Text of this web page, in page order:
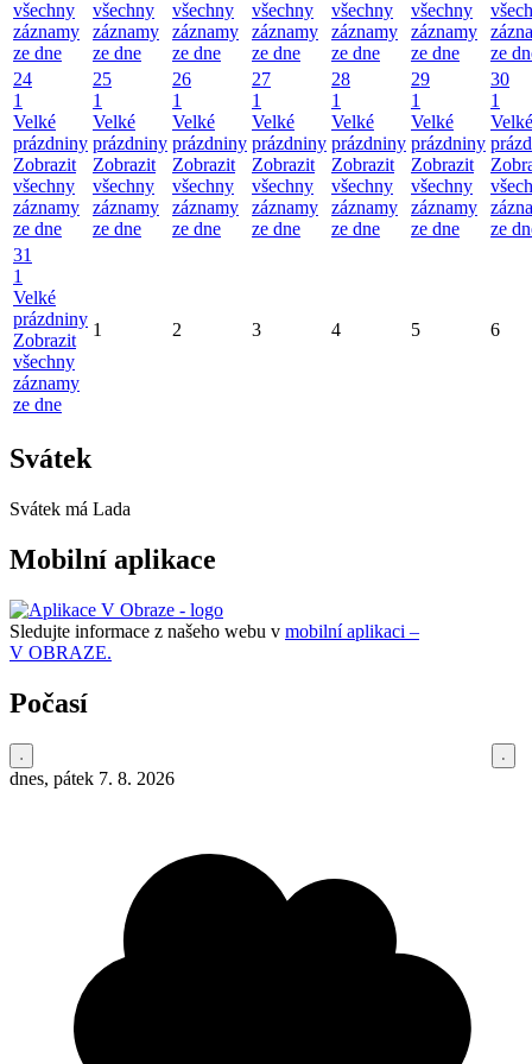
všechny
záznamy
ze dne
všechny
záznamy
ze dne
všechny
záznamy
ze dne
všechny
záznamy
ze dne
všechny
záznamy
ze dne
všechny
záznamy
ze dne
ze
24
1
Velké
prázdniny
Zobrazit
všechny
záznamy
ze dne
25
1
Velké
prázdniny
Zobrazit
všechny
záznamy
ze dne
26
1
Velké
prázdniny
Zobrazit
všechny
záznamy
ze dne
27
1
Velké
prázdniny
Zobrazit
všechny
záznamy
ze dne
28
1
Velké
prázdniny
Zobrazit
všechny
záznamy
ze dne
29
1
Velké
prázdniny
Zobrazit
všechny
záznamy
ze dne
30
1
Velké
ze
31
1
Velké
prázdniny
Zobrazit
všechny
záznamy
ze dne
1 2 3 4 5 6
Svátek
Svátek má Lada
Mobilní aplikace
Sledujte informace z našeho webu v mobilní aplikaci –
V OBRAZE.
Počasí
dnes, pátek 7. 8. 2026